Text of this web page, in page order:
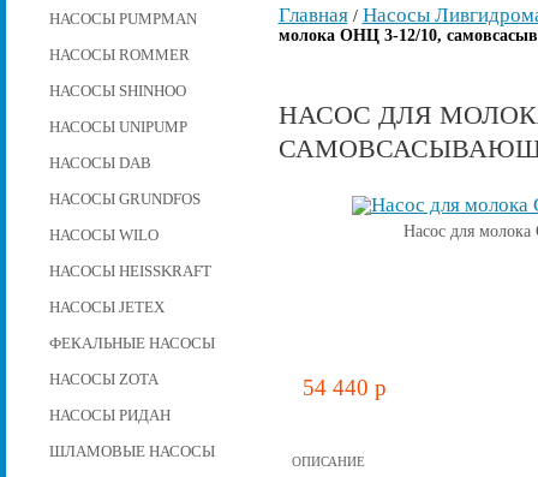
НАСОСЫ PUMPMAN
НАСОСЫ ROMMER
НАСОСЫ SHINHOO
НАСОСЫ UNIPUMP
НАСОСЫ DAB
НАСОСЫ GRUNDFOS
НАСОСЫ WILO
НАСОСЫ HEISSKRAFT
НАСОСЫ JETEX
ФЕКАЛЬНЫЕ НАСОСЫ
НАСОСЫ ZOTA
НАСОСЫ РИДАН
ШЛАМОВЫЕ НАСОСЫ
Главная/ Насосы
молока ОНЦ 3-12/10,
НАСОС ДЛЯ
Насос для
54 440 p
ОПИСАНИЕ